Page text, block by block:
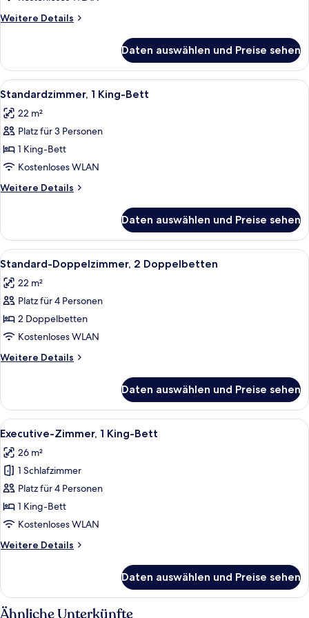
Weitere Details
Weitere
Room,
King
Daten auswählen und Preise sehen
Alle
Fotos
für
Standardzimmer,
1 King-
Bett
anzeigen
Ein Hotelzimmer mit einem Bett,
9
Standardzimmer, 1 King-Bett
22 m²
Platz für 3 Personen
1 King-Bett
Kostenloses WLAN
Weitere Details
Weitere
1 King-
Bett
Daten auswählen und Preise sehen
Alle
Fotos
für
Standard-
Doppelzimmer,
2 Doppelbetten
anzeigen
Ein Hotelzimmer mit zwei Betten,
5
Standard-Doppelzimmer, 2 Doppelbetten
22 m²
Platz für 4 Personen
2 Doppelbetten
Kostenloses WLAN
Weitere Details
Weitere
Doppelzimmer,
2 Doppelbetten
Daten auswählen und Preise sehen
Alle
Fotos
für
Executive-
Zimmer,
1 King-
Bett
Ein Hotelzimmer mit einem Bett,
10
Executive-Zimmer, 1 King-Bett
26 m²
1 Schlafzimmer
Platz für 4 Personen
1 King-Bett
Kostenloses WLAN
Weitere Details
Weitere
Zimmer,
1 King-
Daten auswählen und Preise sehen
Ähnliche Unterkünfte